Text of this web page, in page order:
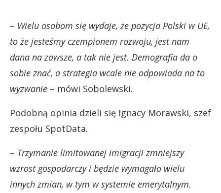
– Wielu osobom się wydaje, że pozycja Polski w UE,
to że jesteśmy czempionem rozwoju, jest nam
dana na zawsze, a tak nie jest. Demografia da o
sobie znać, a strategia wcale nie odpowiada na to
wyzwanie – mówi Sobolewski.
Podobną opinia dzieli się Ignacy Morawski, szef
zespołu SpotData.
– Trzymanie limitowanej imigracji zmniejszy
wzrost gospodarczy i będzie wymagało wielu
innych zmian, w tym w systemie emerytalnym.